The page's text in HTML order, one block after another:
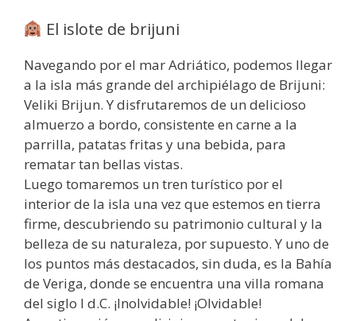
El islote de brijuni
Navegando por el mar Adriático, podemos llegar
a la isla más grande del archipiélago de Brijuni:
Veliki Brijun. Y disfrutaremos de un delicioso
almuerzo a bordo, consistente en carne a la
parrilla, patatas fritas y una bebida, para
rematar tan bellas vistas.
Luego tomaremos un tren turístico por el
interior de la isla una vez que estemos en tierra
firme, descubriendo su patrimonio cultural y la
belleza de su naturaleza, por supuesto. Y uno de
los puntos más destacados, sin duda, es la Bahía
de Veriga, donde se encuentra una villa romana
del siglo I d.C. ¡Inolvidable! ¡Olvidable!